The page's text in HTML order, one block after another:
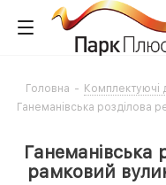
Головна - Комплектуючі
Ганеманівська розділова
Ганеманівська
рамковий